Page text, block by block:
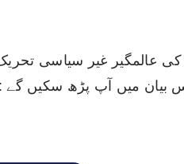
اس بیان میں آپ پڑھ سکیں